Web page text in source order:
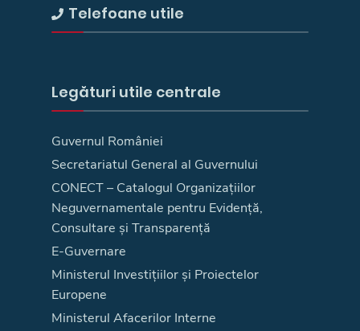
Telefoane utile
Legături utile centrale
Guvernul României
Secretariatul General al Guvernului
CONECT – Catalogul Organizațiilor
Neguvernamentale pentru Evidență,
Consultare și Transparență
E-Guvernare
Ministerul Investițiilor și Proiectelor
Europene
Ministerul Afacerilor Interne